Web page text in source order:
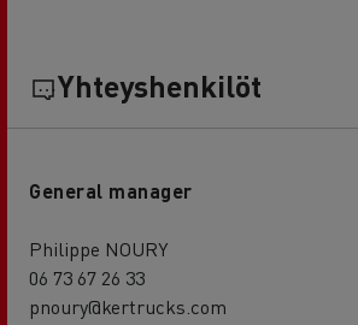
Yhteyshenkilöt
General manager
Philippe NOURY
06 73 67 26 33
pnoury@kertrucks.com